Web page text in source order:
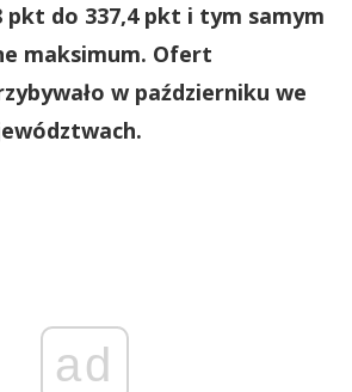
pkt do 337,4 pkt i tym samym
maksimum. Ofert
w październiku we
ad